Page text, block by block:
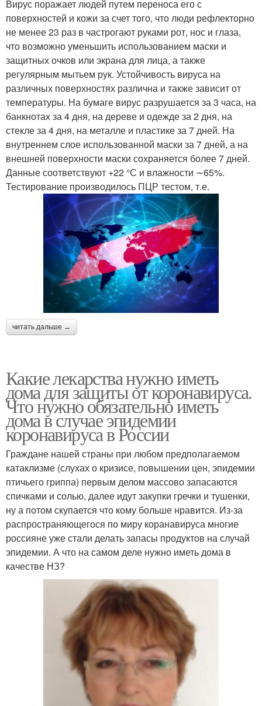
Вирус поражает людей путем переноса его с
поверхностей и кожи за счет того, что люди рефлекторно
не менее 23 раз в частрогают руками рот, нос и глаза,
что возможно уменьшить использованием маски и
защитных очков или экрана для лица, а также
регулярным мытьем рук. Устойчивость вируса на
различных поверхностях различна и также зависит от
температуры. На бумаге вирус разрушается за 3 часа, на
банкнотах за 4 дня, на дереве и одежде за 2 дня, на
стекле за 4 дня, на металле и пластике за 7 дней. На
внутреннем слое использованной маски за 7 дней, а на
внешней поверхности маски сохраняется более 7 дней.
Данные соответствуют +22 °С и влажности ∼65%.
Тестирование производилось ПЦР тестом, т.е.
читать дальше →
Какие лекарства нужно иметь
дома для защиты от коронавируса.
Что нужно обязательно иметь
дома в случае эпидемии
коронавируса в России
Граждане нашей страны при любом предполагаемом
катаклизме (слухах о кризисе, повышении цен, эпидемии
птичьего гриппа) первым делом массово запасаются
спичками и солью, далее идут закупки гречки и тушенки,
ну а потом скупается что кому больше нравится. Из-за
распространяющегося по миру коранавируса многие
россияне уже стали делать запасы продуктов на случай
эпидемии. А что на самом деле нужно иметь дома в
качестве НЗ?